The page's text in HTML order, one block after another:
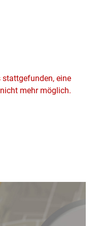
eine
mehr möglich.